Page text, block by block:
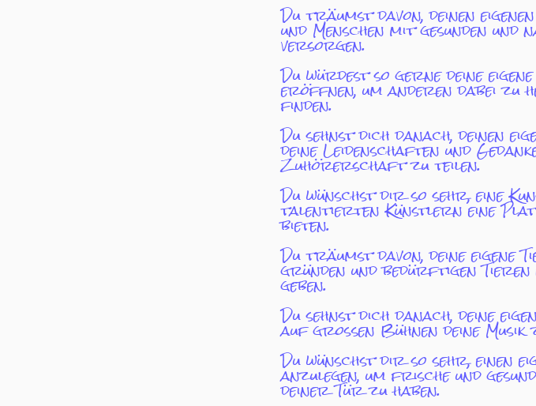
Du träumst davon, deinen
und Menschen mit gesunden
versorgen.
Du würdest so gerne deine
eröffnen, um anderen dabei zu
finden.
Du sehnst dich danach, deinen
deine Leidenschaften und
Zuhörerschaft zu teilen.
Du wünschst dir so sehr, eine
talentierten Künstlern eine
bieten.
Du träumst davon, deine
gründen und bedürftigen Tieren
geben.
Du sehnst dich danach, deine
auf großen Bühnen deine
Du wünschst dir so sehr, einen
anzulegen, um frische und
deiner Tür zu haben.